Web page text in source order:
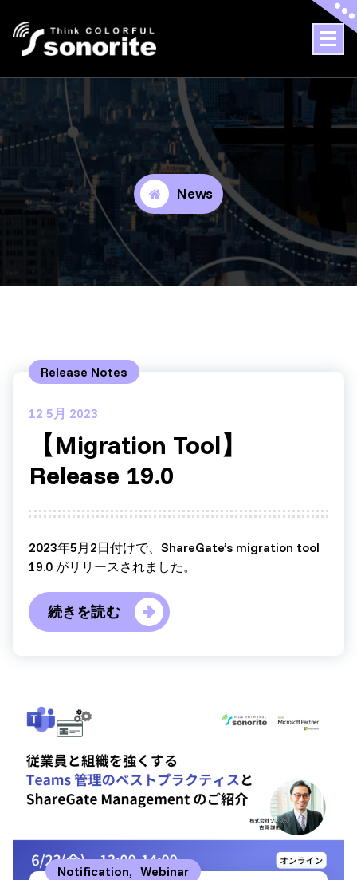
News
Release Notes
12 5月 2023
【Migration Tool】
Release 19.0
2023年5月2日付けで、ShareGate’s migration tool
19.0 がリリースされました。
続きを読む
Notification, Webinar